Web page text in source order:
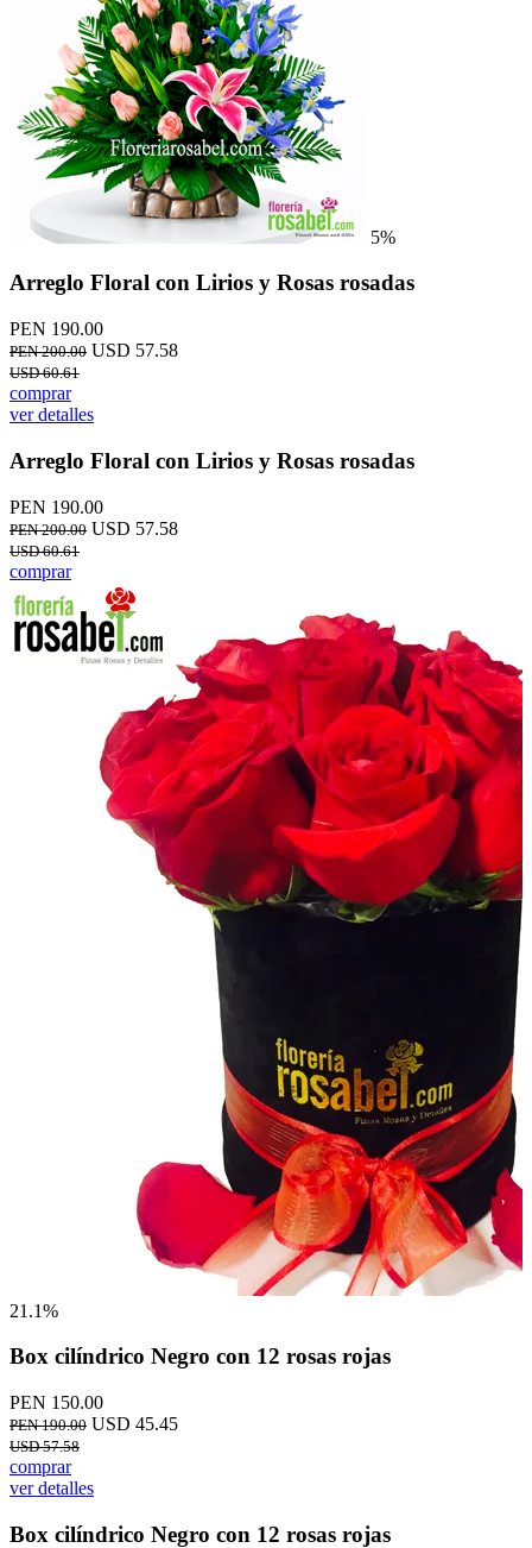
5%
Arreglo Floral con Lirios y Rosas rosadas
PEN 190.00
PEN 200.00 USD 57.58
USD 60.61
comprar
ver detalles
Arreglo Floral con Lirios y Rosas rosadas
PEN 190.00
PEN 200.00 USD 57.58
USD 60.61
comprar
21.1%
Box cilíndrico Negro con 12 rosas rojas
PEN 150.00
PEN 190.00 USD 45.45
USD 57.58
comprar
ver detalles
Box cilíndrico Negro con 12 rosas rojas